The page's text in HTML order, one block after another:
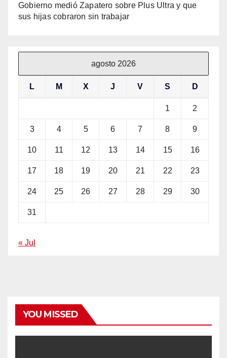
Gobierno medió Zapatero sobre Plus Ultra y que
sus hijas cobraron sin trabajar
agosto 2026
L M X J V S D
1 2
3 4 5 6 7 8 9
10 11 12 13 14 15 16
17 18 19 20 21 22 23
24 25 26 27 28 29 30
31
« Jul
YOU MISSED